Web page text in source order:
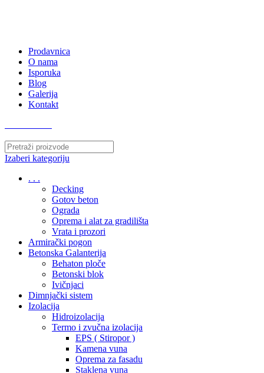
Prodavnica
O nama
Isporuka
Blog
Galerija
Kontakt
Izaberi kategoriju
. . .
Decking
Gotov beton
Ograda
Oprema i alat za gradilišta
Vrata i prozori
Armirački pogon
Betonska Galanterija
Behaton ploče
Betonski blok
Ivičnjaci
Dimnjački sistem
Izolacija
Hidroizolacija
Termo i zvučna izolacija
EPS ( Stiropor )
Kamena vuna
Oprema za fasadu
Staklena vuna